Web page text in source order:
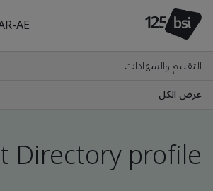
AE
التقييم والشهادات
عرض الكل
Directory profile